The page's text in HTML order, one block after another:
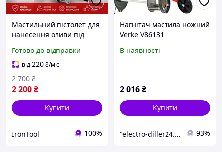
Мастильний пістолет для
нанесення оливи під
300 бар,Нагнітач масла
для сто
Готово до відправки
від220₴/міс
2 200₴
2 700 ₴
Купити
IronTool 100%
Нагнітач мастила ножний
Verke V86131
В наявності
2 016₴
Купити
"electro-diller24.com.ua"- Інтернет-магазин 93%